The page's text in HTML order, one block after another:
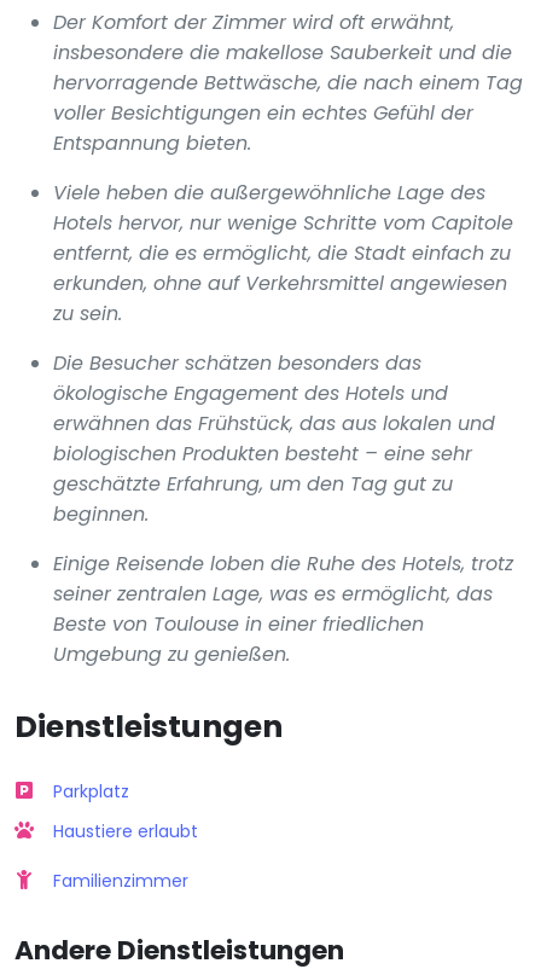
Der Komfort der Zimmer wird oft erwähnt,
insbesondere die makellose Sauberkeit und die
hervorragende Bettwäsche, die nach einem Tag
voller Besichtigungen ein echtes Gefühl der
Entspannung bieten.
Viele heben die außergewöhnliche Lage des
Hotels hervor, nur wenige Schritte vom Capitole
entfernt, die es ermöglicht, die Stadt einfach zu
erkunden, ohne auf Verkehrsmittel angewiesen
zu sein.
Die Besucher schätzen besonders das
ökologische Engagement des Hotels und
erwähnen das Frühstück, das aus lokalen und
biologischen Produkten besteht – eine sehr
geschätzte Erfahrung, um den Tag gut zu
beginnen.
Einige Reisende loben die Ruhe des Hotels, trotz
seiner zentralen Lage, was es ermöglicht, das
Beste von Toulouse in einer friedlichen
Umgebung zu genießen.
Dienstleistungen
Parkplatz
Haustiere erlaubt
Familienzimmer
Andere Dienstleistungen